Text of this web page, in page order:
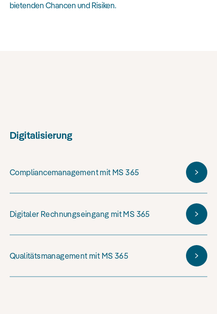
bietenden Chancen und Risiken.
Digitalisierung
Compliancemanagement mit MS 365
Digitaler Rechnungseingang mit MS 365
Qualitätsmanagement mit MS 365